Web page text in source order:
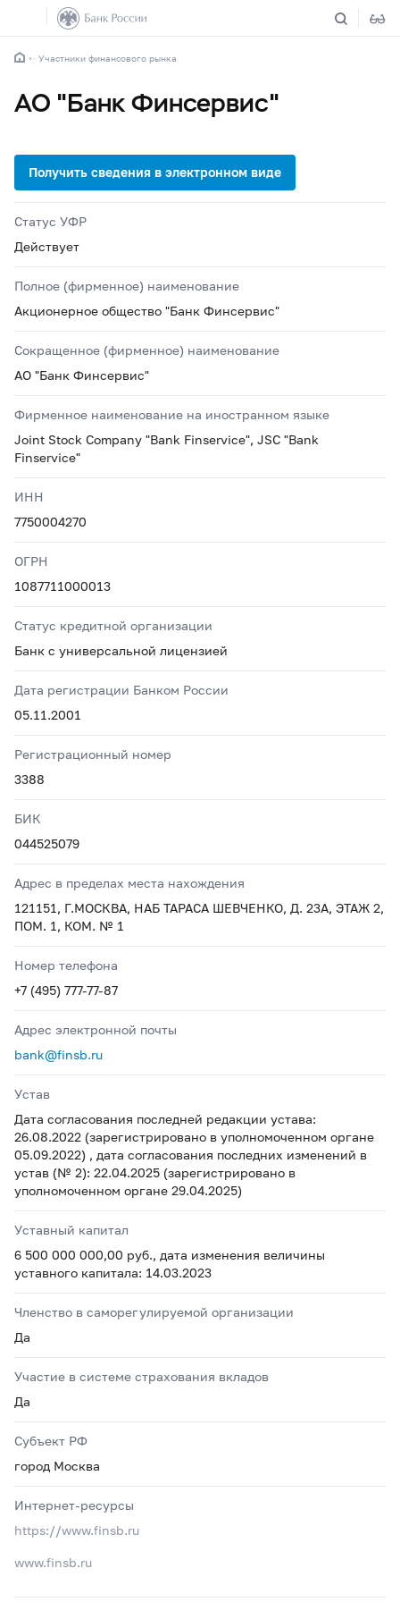
Участники финансового рынка
АО "Банк Финсервис"
Статус УФР
Действует
Полное (фирменное) наименование
Акционерное общество "Банк Финсервис"
Сокращенное (фирменное) наименование
АО "Банк Финсервис"
Фирменное наименование на иностранном языке
Joint Stock Company "Bank Finservice", JSC "Bank
Finservice"
ИНН
7750004270
ОГРН
1087711000013
Статус кредитной организации
Банк с универсальной лицензией
Дата регистрации Банком России
05.11.2001
Регистрационный номер
3388
БИК
044525079
Адрес в пределах места нахождения
121151, Г.МОСКВА, НАБ ТАРАСА ШЕВЧЕНКО, Д. 23А, ЭТАЖ 2,
ПОМ. 1, КОМ. № 1
Номер телефона
+7 (495) 777-77-87
Адрес электронной почты
bank@finsb.ru
Устав
Дата согласования последней редакции устава:
26.08.2022 (зарегистрировано в уполномоченном органе
05.09.2022) , дата согласования последних изменений в
устав (№ 2): 22.04.2025 (зарегистрировано в
уполномоченном органе 29.04.2025)
Уставный капитал
6 500 000 000,00 руб., дата изменения величины
уставного капитала: 14.03.2023
Членство в саморегулируемой организации
Да
Участие в системе страхования вкладов
Да
Субъект РФ
город Москва
Интернет-ресурсы
https://www.finsb.ru
www.finsb.ru